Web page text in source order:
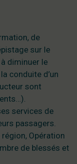
de
sur le
diminuer le
conduite d’un
sont
services de
passagers.
Opération
de blessés et